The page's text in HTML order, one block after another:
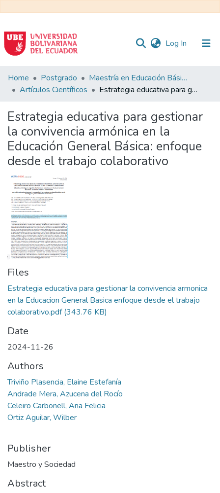
Log In (current)
Communities
&
All of DSpace
Statistics
Home Postgrado
Maestría en Educación Básica
Artículos Científicos
Estrategia educativa para gestionar la convivencia armónica en la Educación General Básica: enfoque desde el trabajo colaborativo
Estrategia educativa para gestionar
la convivencia armónica en la
Educación General Básica: enfoque
desde el trabajo colaborativo
Files
Estrategia educativa para gestionar la convivencia armonica
en la Educacion General Basica enfoque desde el trabajo
colaborativo.pdf(343.76 KB)
Date
2024-11-26
Authors
Triviño Plasencia, Elaine Estefanía
Andrade Mera, Azucena del Rocío
Celeiro Carbonell, Ana Felicia
Ortiz Aguilar, Wilber
Publisher
Maestro y Sociedad
Abstract